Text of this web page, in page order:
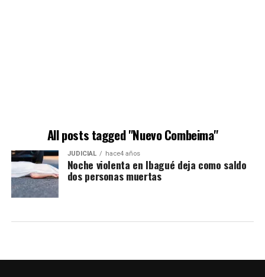
All posts tagged "Nuevo Combeima"
JUDICIAL hace4 años
Noche violenta en Ibagué deja como saldo
dos personas muertas